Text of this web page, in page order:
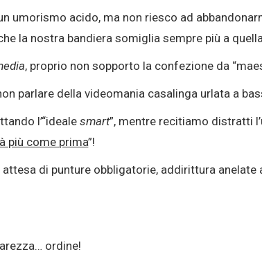
umorismo acido, ma non riesco ad
la nostra bandiera somiglia sempre più a
, proprio non sopporto la confezione da
parlare della videomania casalinga urlata a
l’“idealesmart”, mentre recitiamo distratti
più come prima”!
di punture obbligatorie, addirittura
ordine!